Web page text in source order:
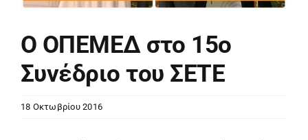
Ο ΟΠΕΜΕΔ στο 15ο
Συνέδριο του ΣΕΤΕ
18 Οκτωβρίου 2016